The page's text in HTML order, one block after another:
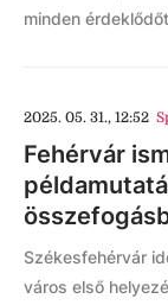
minden
2025. 05. 31., 12:52
Fehérvár
Székesfehérvár
város első